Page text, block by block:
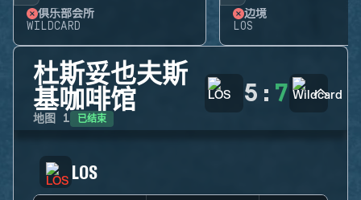
俱乐部会所
WILDCARD
边境
LOS
杜斯妥也夫斯
基咖啡馆
地图 1 已结束
5 : 7
LOS